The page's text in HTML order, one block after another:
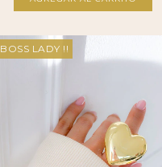
BOSS LADY !!